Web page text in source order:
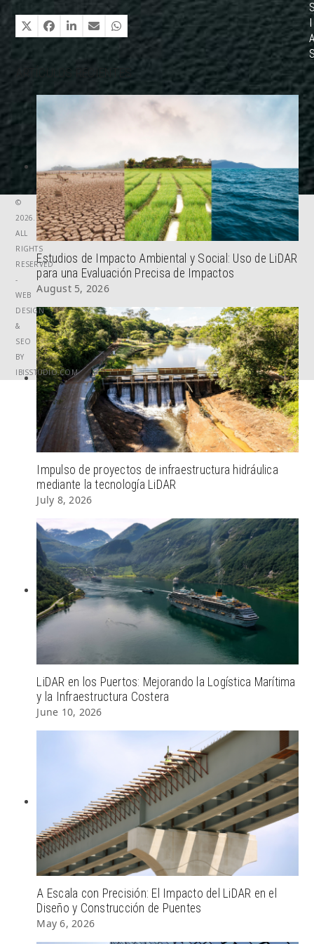
ARTÍCULOS RECIENTES
Estudios de Impacto Ambiental y Social: Uso de LiDAR
para una Evaluación Precisa de Impactos
August 5, 2026
Impulso de proyectos de infraestructura hidráulica
mediante la tecnología LiDAR
July 8, 2026
LiDAR en los Puertos: Mejorando la Logística Marítima
y la Infraestructura Costera
June 10, 2026
A Escala con Precisión: El Impacto del LiDAR en el
Diseño y Construcción de Puentes
May 6, 2026
I
A
©
2026.
ALL
RIGHTS
RESERVED
-
WEB
DESIGN
&
SEO
BY
IBISSTUDIO.COM